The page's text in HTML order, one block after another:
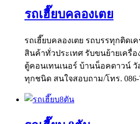
รถเฮี๊ยบคลองเตย
รถเฮี๊ยบคลองเตย รถบรรทุกติดเ
สินค้าทั่วประเทศ รับขนย้ายเครื่
ตู้คอนเทนเนอร์ บ้านน็อคดาวน์
ทุกชนิด สนใจสอบถาม/โทร. 086-